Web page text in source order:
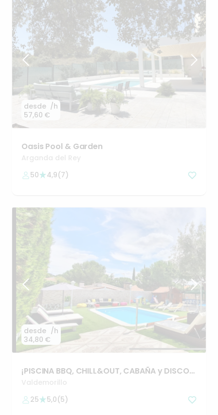
desde
57,60 €
/h
Oasis Pool & Garden
Arganda del Rey
50
4,9(7)
desde
34,80 €
/h
¡PISCINA BBQ​,​ CHILL&OUT​,​ CABAÑAy DISCO!
✨🎉
Valdemorillo
25
5,0(5)